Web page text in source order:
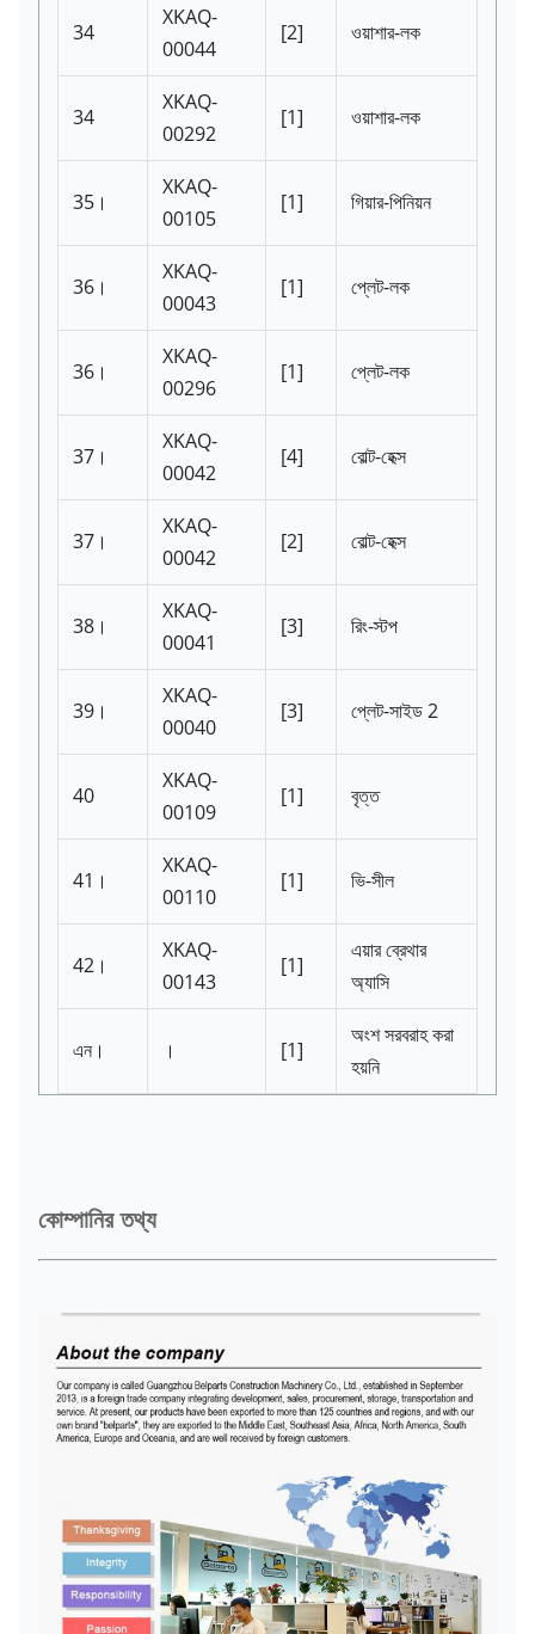
34
XKAQ-
00044
[2] ওয়াশার-লক
34
XKAQ-
00292
[1] ওয়াশার-লক
35।
XKAQ-
00105
[1] গিয়ার-পিনিয়ন
36।
XKAQ-
00043
[1] প্লেট-লক
36।
XKAQ-
00296
[1] প্লেট-লক
37।
XKAQ-
00042
[4] বোল্ট-হেক্স
37।
XKAQ-
00042
[2] বোল্ট-হেক্স
38।
XKAQ-
00041
[3] রিং-স্টপ
39।
XKAQ-
00040
[3] প্লেট-সাইড 2
40
XKAQ-
00109
[1] বৃত্ত
41।
XKAQ-
00110
[1] ভি-সীল
42।
XKAQ-
00143
[1]
এয়ার ব্রেথার
অ্যাসি
এন। । [1]
অংশ সরবরাহ করা
হয়নি
কোম্পানির তথ্য